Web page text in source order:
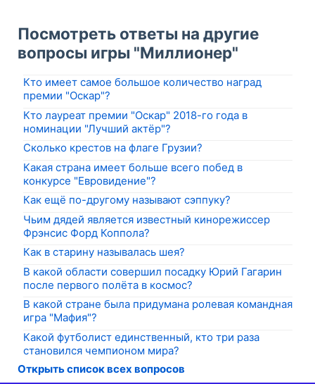
Посмотреть ответы на другие
вопросы игры "Миллионер"
Кто имеет самое большое количество наград
премии "Оскар"?
Кто лауреат премии "Оскар" 2018-го года в
номинации "Лучший актёр"?
Сколько крестов на флаге Грузии?
Какая страна имеет больше всего побед в
конкурсе "Евровидение"?
Как ещё по-другому называют сэппуку?
Чьим дядей является известный кинорежиссер
Фрэнсис Форд Коппола?
Как в старину называлась шея?
В какой области совершил посадку Юрий Гагарин
после первого полёта в космос?
В какой стране была придумана ролевая командная
игра "Мафия"?
Какой футболист единственный, кто три раза
становился чемпионом мира?
Открыть список всех вопросов